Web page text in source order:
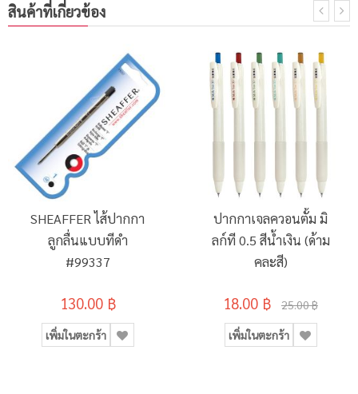
สินค้าที่เกี่ยวข้อง
SHEAFFER ไส้ปากกา
ลูกลื่นแบบทีดำ
#99337
130.00 ฿
เพิ่มในตะกร้า
ปากกาเจลควอนตั้ม มิ
ลก์ที 0.5 สีน้ำเงิน (ด้าม
คละสี)
18.00 ฿ 25.00 ฿
เพิ่มในตะกร้า